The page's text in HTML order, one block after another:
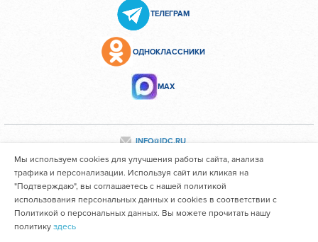
ТЕЛЕГРАМ
ОДНОКЛАССНИКИ
МАХ
INFO@IDC.RU
Все персональные данные сотрудников размещены с их
согласия
Областное государственное автономное учреждение
Мы используем cookies для улучшения работы сайта, анализа
трафика и персонализации. Используя сайт или кликая на
"Подтверждаю", вы соглашаетесь с нашей политикой
использования персональных данных и cookies в соответствии с
Политикой о персональных данных. Вы можете прочитать нашу
политику здесь